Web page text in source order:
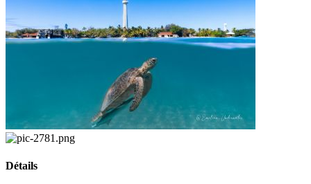
Détails